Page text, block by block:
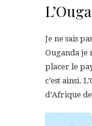
Je ne sais
Ouganda je
placer le
c’est ainsi.
d’Afrique